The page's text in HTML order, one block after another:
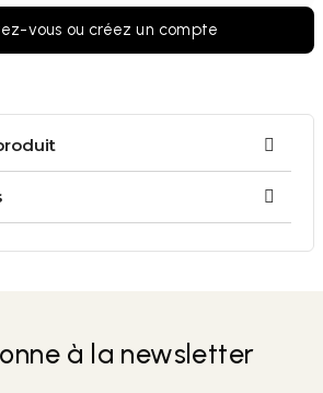
vous ou créez un compte
à la newsletter